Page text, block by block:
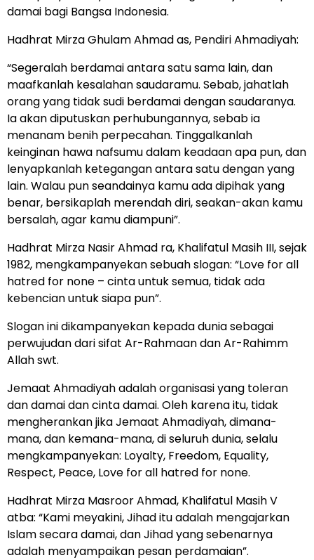
damai bagi Bangsa Indonesia.
Hadhrat Mirza Ghulam Ahmad as, Pendiri Ahmadiyah:
“Segeralah berdamai antara satu sama lain, dan
maafkanlah kesalahan saudaramu. Sebab, jahatlah
orang yang tidak sudi berdamai dengan saudaranya.
Ia akan diputuskan perhubungannya, sebab ia
menanam benih perpecahan. Tinggalkanlah
keinginan hawa nafsumu dalam keadaan apa pun, dan
lenyapkanlah ketegangan antara satu dengan yang
lain. Walau pun seandainya kamu ada dipihak yang
benar, bersikaplah merendah diri, seakan-akan kamu
bersalah, agar kamu diampuni”.
Hadhrat Mirza Nasir Ahmad ra, Khalifatul Masih III, sejak
1982, mengkampanyekan sebuah slogan: “Love for all
hatred for none – cinta untuk semua, tidak ada
kebencian untuk siapa pun”.
Slogan ini dikampanyekan kepada dunia sebagai
perwujudan dari sifat Ar-Rahmaan dan Ar-Rahimm
Allah swt.
Jemaat Ahmadiyah adalah organisasi yang toleran
dan damai dan cinta damai. Oleh karena itu, tidak
mengherankan jika Jemaat Ahmadiyah, dimana-
mana, dan kemana-mana, di seluruh dunia, selalu
mengkampanyekan: Loyalty, Freedom, Equality,
Respect, Peace, Love for all hatred for none.
Hadhrat Mirza Masroor Ahmad, Khalifatul Masih V
atba: “Kami meyakini, Jihad itu adalah mengajarkan
Islam secara damai, dan Jihad yang sebenarnya
adalah menyampaikan pesan perdamaian”.